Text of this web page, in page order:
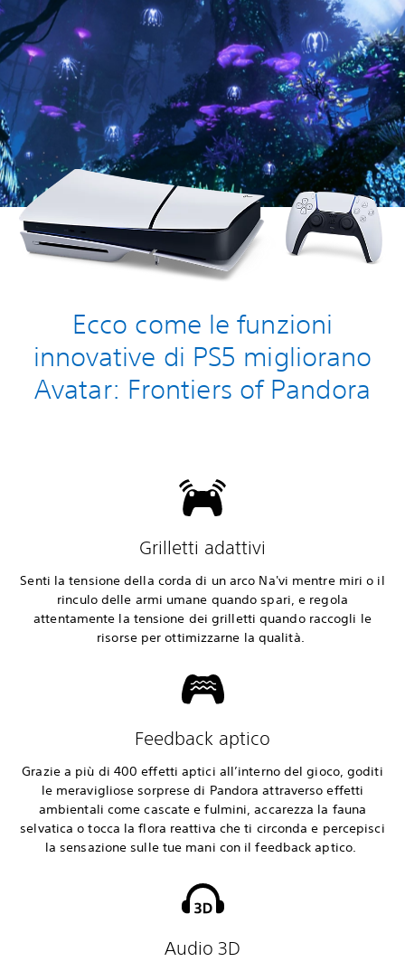
Ecco come le funzioni
innovative di PS5 migliorano
Avatar: Frontiers of Pandora
Grilletti adattivi
Senti la tensione della corda di un arco Na'vi mentre miri o il
rinculo delle armi umane quando spari, e regola
attentamente la tensione dei grilletti quando raccogli le
risorse per ottimizzarne la qualità.‎
Feedback aptico
Grazie a più di 400 effetti aptici all’interno del gioco, goditi
le meravigliose sorprese di Pandora attraverso effetti
ambientali come cascate e fulmini, accarezza la fauna
selvatica o tocca la flora reattiva che ti circonda e percepisci
la sensazione sulle tue mani con il feedback aptico.‎
Audio 3D